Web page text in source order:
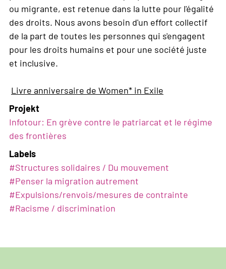
ou migrante, est retenue dans la lutte pour l'égalité
des droits. Nous avons besoin d'un effort collectif
de la part de toutes les personnes qui s'engagent
pour les droits humains et pour une société juste
et inclusive.
Livre anniversaire de Women* in Exile
Projekt
Infotour: En grève contre le patriarcat et le régime
des frontières
Labels
#Structures solidaires / Du mouvement
#Penser la migration autrement
#Expulsions/renvois/mesures de contrainte
#Racisme / discrimination